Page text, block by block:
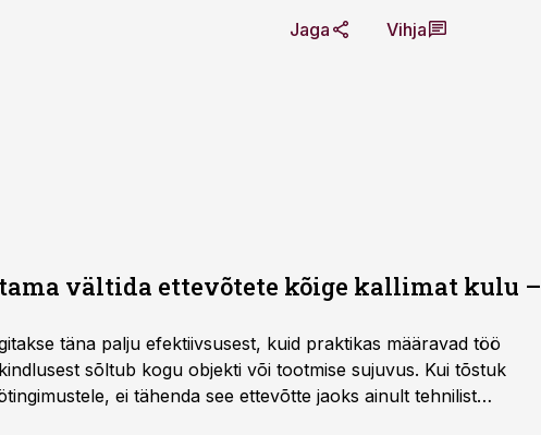
Jaga Vihja
vältida ettevõtete kõige kallimat kulu –
täna palju efektiivsusest, kuid praktikas määravad töö
sõltub kogu objekti või tootmise sujuvus. Kui tõstuk
ei tähenda see ettevõtte jaoks ainult tehnilist